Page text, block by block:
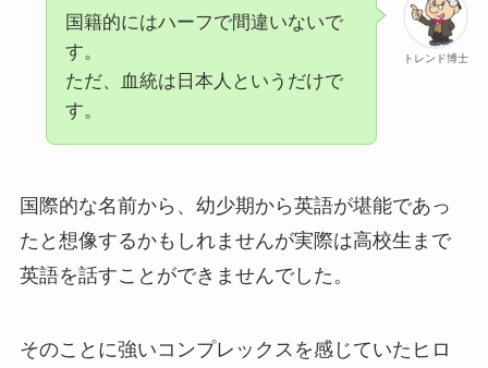
トレンド博士
国籍的にはハーフで間違いないで
す。
ただ、血統は日本人というだけで
す。
国際的な名前から、幼少期から英語が堪能であっ
たと想像するかもしれませんが実際は高校生まで
英語を話すことができませんでした。
そのことに強いコンプレックスを感じていたヒロ